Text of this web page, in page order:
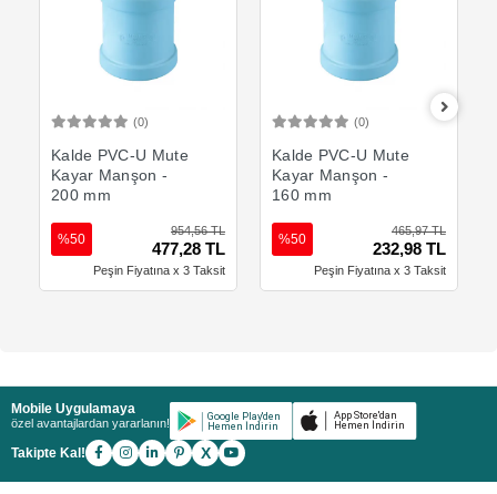
(0)
Kalde PVC-U Mute
Kayar Manşon -
200 mm
954,56 TL
477,28 TL
%50
Peşin Fiyatına x 3 Taksit
(0)
Kalde PVC-U Mute
Kayar Manşon -
160 mm
465,97 TL
232,98 TL
%50
Peşin Fiyatına x 3 Taksit
Mobile Uygulamaya
özel avantajlardan yararlanın!
Takipte Kal! X